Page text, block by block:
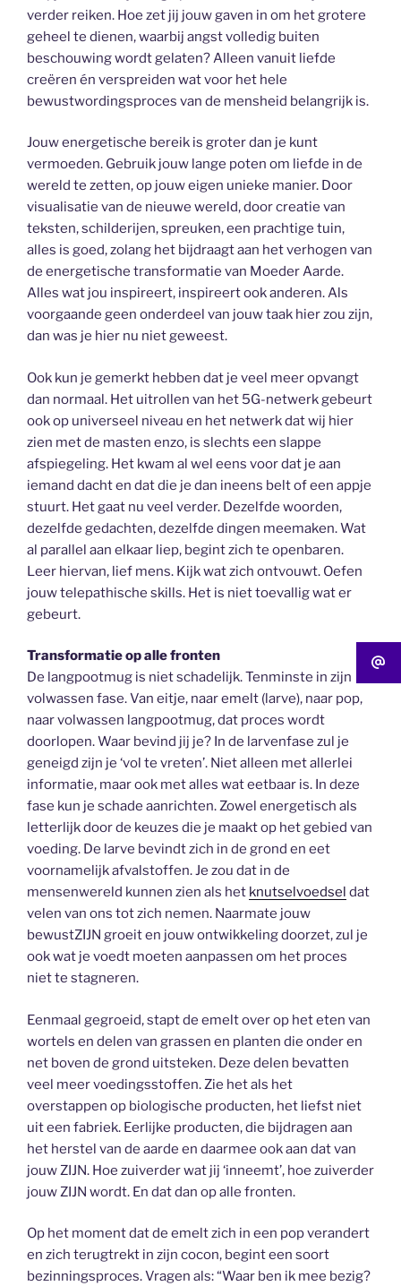
verder reiken. Hoe zet jij jouw gaven in om het grotere
geheel te dienen, waarbij angst volledig buiten
beschouwing wordt gelaten? Alleen vanuit liefde
creëren én verspreiden wat voor het hele
bewustwordingsproces van de mensheid belangrijk is.
Jouw energetische bereik is groter dan je kunt
vermoeden. Gebruik jouw lange poten om liefde in de
wereld te zetten, op jouw eigen unieke manier. Door
visualisatie van de nieuwe wereld, door creatie van
teksten, schilderijen, spreuken, een prachtige tuin,
alles is goed, zolang het bijdraagt aan het verhogen van
de energetische transformatie van Moeder Aarde.
Alles wat jou inspireert, inspireert ook anderen. Als
voorgaande geen onderdeel van jouw taak hier zou zijn,
dan was je hier nu niet geweest.
Ook kun je gemerkt hebben dat je veel meer opvangt
dan normaal. Het uitrollen van het 5G-netwerk gebeurt
ook op universeel niveau en het netwerk dat wij hier
zien met de masten enzo, is slechts een slappe
afspiegeling. Het kwam al wel eens voor dat je aan
iemand dacht en dat die je dan ineens belt of een appje
stuurt. Het gaat nu veel verder. Dezelfde woorden,
dezelfde gedachten, dezelfde dingen meemaken. Wat
al parallel aan elkaar liep, begint zich te openbaren.
Leer hiervan, lief mens. Kijk wat zich ontvouwt. Oefen
jouw telepathische skills. Het is niet toevallig wat er
gebeurt.
Transformatie op alle fronten
De langpootmug is niet schadelijk. Tenminste in zijn
volwassen fase. Van eitje, naar emelt (larve), naar pop,
naar volwassen langpootmug, dat proces wordt
doorlopen. Waar bevind jij je? In de larvenfase zul je
geneigd zijn je ‘vol te vreten’. Niet alleen met allerlei
informatie, maar ook met alles wat eetbaar is. In deze
fase kun je schade aanrichten. Zowel energetisch als
letterlijk door de keuzes die je maakt op het gebied van
voeding. De larve bevindt zich in de grond en eet
voornamelijk afvalstoffen. Je zou dat in de
mensenwereld kunnen zien als het knutselvoedsel dat
velen van ons tot zich nemen. Naarmate jouw
bewustZIJN groeit en jouw ontwikkeling doorzet, zul je
ook wat je voedt moeten aanpassen om het proces
niet te stagneren.
Eenmaal gegroeid, stapt de emelt over op het eten van
wortels en delen van grassen en planten die onder en
net boven de grond uitsteken. Deze delen bevatten
veel meer voedingsstoffen. Zie het als het
overstappen op biologische producten, het liefst niet
uit een fabriek. Eerlijke producten, die bijdragen aan
het herstel van de aarde en daarmee ook aan dat van
jouw ZIJN. Hoe zuiverder wat jij ‘inneemt’, hoe zuiverder
jouw ZIJN wordt. En dat dan op alle fronten.
Op het moment dat de emelt zich in een pop verandert
en zich terugtrekt in zijn cocon, begint een soort
bezinningsproces. Vragen als: “Waar ben ik mee bezig?